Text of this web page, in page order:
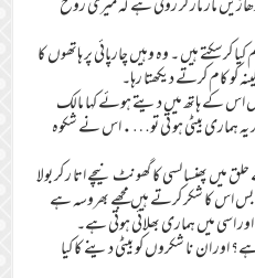
ہیں ۔ وہ وہیں چارپائی پر ہاتھوں کا
کو کام کرتے دیکھتا رہا۔
کے ہاتھ میں دیتے ہوئے کہا مالک
یہ ہماری بیٹی ہو تی تو….اس نے شکوہ
میں پھنسا لسی کا گھونٹ نیچے اتا ر کر بولا
اس کا شکر کرتے ہیں مجھے بھروسہ ہے
اسی میں ہماری بھلائی ہوتی ہے۔
اور ان نا شکروں کو بیٹی دینے کا کیا